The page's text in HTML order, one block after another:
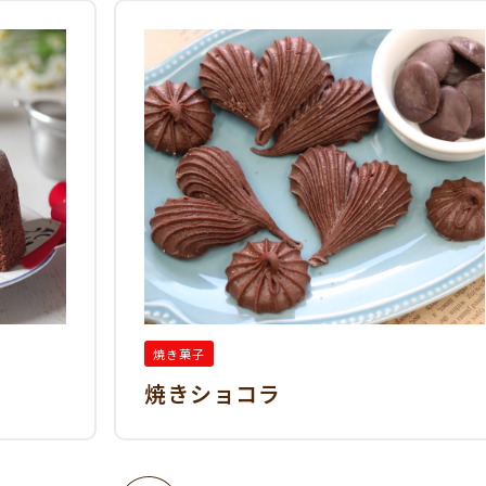
焼き菓子
焼きショコラ